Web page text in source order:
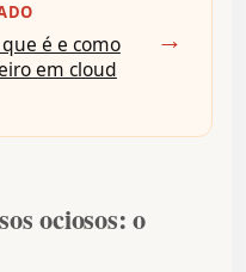
é e como
em cloud
→
ociosos: o